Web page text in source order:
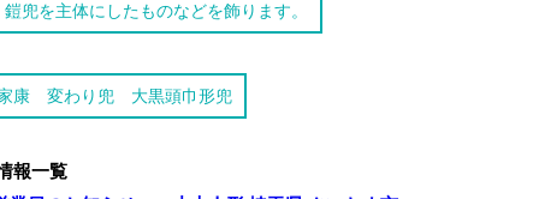
兜を主体にしたものなどを飾ります。
康 変わり兜 大黒頭巾形兜
報一覧